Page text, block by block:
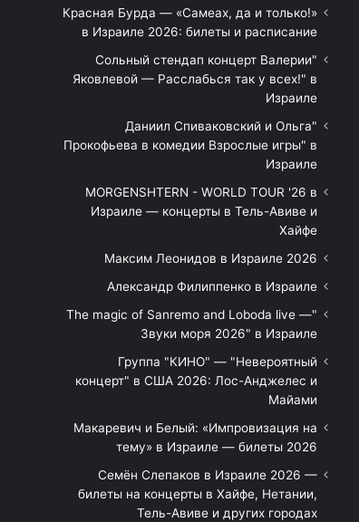
Красная Бурда — «Самеах, да и только!»
в Израиле 2026: билеты и расписание
"Сольный стендап концерт Валерии
Яковлевой — Расслабься так у всех!" в
Израиле
"Даниил Спиваковский и Ольга
Прокофьева в комедии Взрослые игры" в
Израиле
MORGENSHTERN - WORLD TOUR '26 в
Израиле — концерты в Тель-Авиве и
Хайфе
Максим Леонидов в Израиле 2026
Александр Филиппенко в Израиле
"The magic of Sanremo and Loboda live —
Звуки моря 2026" в Израиле
Группа "КИНО" — "Невероятный
концерт" в США 2026: Лос-Анджелес и
Майами
Макаревич и Белый: «Импровизация на
тему» в Израиле — билеты 2026
Семён Слепаков в Израиле 2026 —
билеты на концерты в Хайфе, Нетании,
Тель-Авиве и других городах